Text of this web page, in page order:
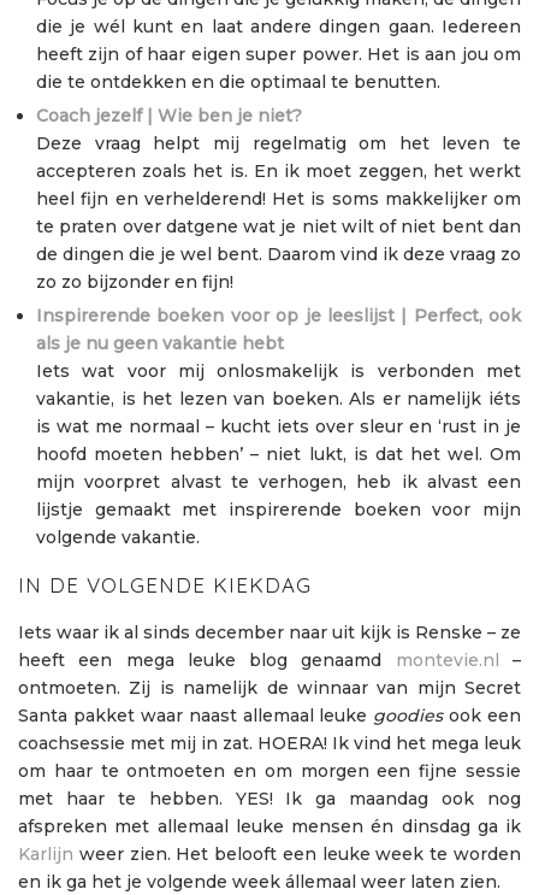
die je wél kunt en laat andere dingen gaan. Iedereen
heeft zijn of haar eigen super power. Het is aan jou om
die te ontdekken en die optimaal te benutten.
Coach jezelf | Wie ben je niet?
Deze vraag helpt mij regelmatig om het leven te
accepteren zoals het is. En ik moet zeggen, het werkt
heel fijn en verhelderend! Het is soms makkelijker om
te praten over datgene wat je niet wilt of niet bent dan
de dingen die je wel bent. Daarom vind ik deze vraag zo
zo zo bijzonder en fijn!
Inspirerende boeken voor op je leeslijst | Perfect, ook
als je nu geen vakantie hebt
Iets wat voor mij onlosmakelijk is verbonden met
vakantie, is het lezen van boeken. Als er namelijk iéts
is wat me normaal – kucht iets over sleur en ‘rust in je
hoofd moeten hebben’ – niet lukt, is dat het wel. Om
mijn voorpret alvast te verhogen, heb ik alvast een
lijstje gemaakt met inspirerende boeken voor mijn
volgende vakantie.
IN DE VOLGENDE KIEKDAG
Iets waar ik al sinds december naar uit kijk is Renske – ze
heeft een mega leuke blog genaamd montevie.nl –
ontmoeten. Zij is namelijk de winnaar van mijn Secret
Santa pakket waar naast allemaal leuke goodiesook een
coachsessie met mij in zat. HOERA! Ik vind het mega leuk
om haar te ontmoeten en om morgen een fijne sessie
met haar te hebben. YES! Ik ga maandag ook nog
afspreken met allemaal leuke mensen én dinsdag ga ik
Karlijn weer zien. Het belooft een leuke week te worden
en ik ga het je volgende week állemaal weer laten zien.